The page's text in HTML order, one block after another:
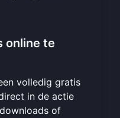
online te
volledig gratis
in de actie
of